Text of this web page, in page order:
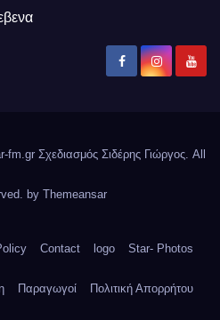
Σχεδιασμός Σιδέρης Γιώργος. All
by Themeansar
Contact logo Star- Photos
Παραγωγοί Πολιτική Απορρήτου